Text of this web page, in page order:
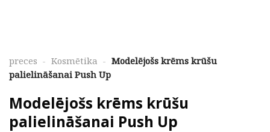
preces - Kosmētika - Modelējošs krēms krūšu
palielināšanai Push Up
Modelējošs krēms krūšu
palielināšanai Push Up